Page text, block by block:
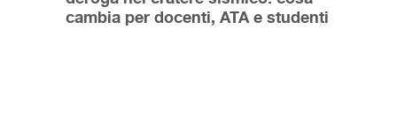
cambia per docenti, ATA e studenti